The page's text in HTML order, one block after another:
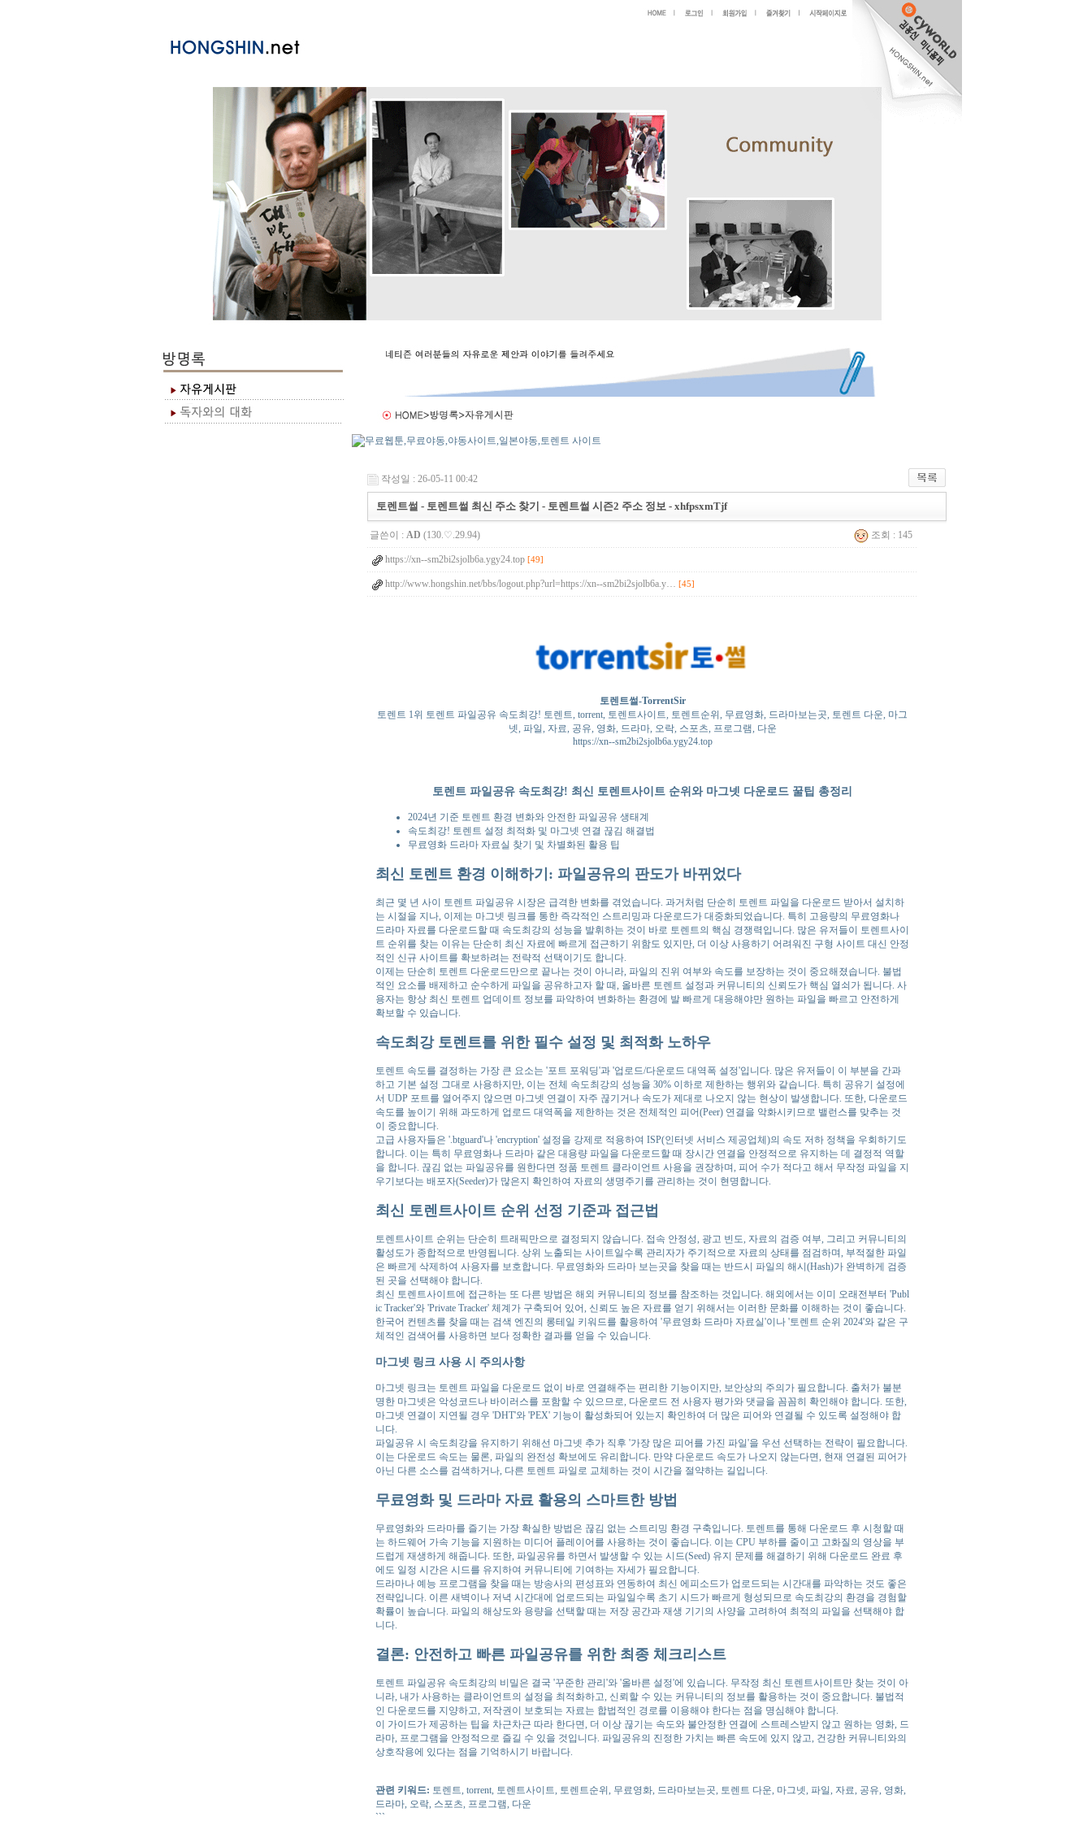
작성일 : 26-05-11 00:42
토렌트썰 - 토렌트썰 최신 주소 찾기 - 토렌트썰 시즌2 주소 정보 - xhfpsxmTjf
글쓴이 : AD (130.♡.29.94) 조회 : 145
https://xn--sm2bi2sjolb6a.ygy24.top [49]
http://www.hongshin.net/bbs/logout.php?url=https://xn--sm2bi2sjolb6a.y… [45]
토렌트썰-TorrentSir
토렌트 1위 토렌트 파일공유 속도최강! 토렌트, torrent, 토렌트사이트, 토렌트순위, 무료영화, 드라마보는곳, 토렌트 다운, 마그
넷, 파일, 자료, 공유, 영화, 드라마, 오락, 스포츠, 프로그램, 다운
https://xn--sm2bi2sjolb6a.ygy24.top
토렌트 파일공유 속도최강! 최신 토렌트사이트 순위와 마그넷 다운로드 꿀팁 총정리
2024년 기준 토렌트 환경 변화와 안전한 파일공유 생태계
속도최강! 토렌트 설정 최적화 및 마그넷 연결 끊김 해결법
무료영화 드라마 자료실 찾기 및 차별화된 활용 팁
최신 토렌트 환경 이해하기: 파일공유의 판도가 바뀌었다
최근 몇 년 사이 토렌트 파일공유 시장은 급격한 변화를 겪었습니다. 과거처럼 단순히 토렌트 파일을 다운로드 받아서 설치하
는 시절을 지나, 이제는 마그넷 링크를 통한 즉각적인 스트리밍과 다운로드가 대중화되었습니다. 특히 고용량의 무료영화나
드라마 자료를 다운로드할 때 속도최강의 성능을 발휘하는 것이 바로 토렌트의 핵심 경쟁력입니다. 많은 유저들이 토렌트사이
트 순위를 찾는 이유는 단순히 최신 자료에 빠르게 접근하기 위함도 있지만, 더 이상 사용하기 어려워진 구형 사이트 대신 안정
적인 신규 사이트를 확보하려는 전략적 선택이기도 합니다.
이제는 단순히 토렌트 다운로드만으로 끝나는 것이 아니라, 파일의 진위 여부와 속도를 보장하는 것이 중요해졌습니다. 불법
적인 요소를 배제하고 순수하게 파일을 공유하고자 할 때, 올바른 토렌트 설정과 커뮤니티의 신뢰도가 핵심 열쇠가 됩니다. 사
용자는 항상 최신 토렌트 업데이트 정보를 파악하여 변화하는 환경에 발 빠르게 대응해야만 원하는 파일을 빠르고 안전하게
확보할 수 있습니다.
속도최강 토렌트를 위한 필수 설정 및 최적화 노하우
토렌트 속도를 결정하는 가장 큰 요소는 '포트 포워딩'과 '업로드/다운로드 대역폭 설정'입니다. 많은 유저들이 이 부분을 간과
하고 기본 설정 그대로 사용하지만, 이는 전체 속도최강의 성능을 30% 이하로 제한하는 행위와 같습니다. 특히 공유기 설정에
서 UDP 포트를 열어주지 않으면 마그넷 연결이 자주 끊기거나 속도가 제대로 나오지 않는 현상이 발생합니다. 또한, 다운로드
속도를 높이기 위해 과도하게 업로드 대역폭을 제한하는 것은 전체적인 피어(Peer) 연결을 악화시키므로 밸런스를 맞추는 것
이 중요합니다.
고급 사용자들은 '.btguard'나 'encryption' 설정을 강제로 적용하여 ISP(인터넷 서비스 제공업체)의 속도 저하 정책을 우회하기도
합니다. 이는 특히 무료영화나 드라마 같은 대용량 파일을 다운로드할 때 장시간 연결을 안정적으로 유지하는 데 결정적 역할
을 합니다. 끊김 없는 파일공유를 원한다면 정품 토렌트 클라이언트 사용을 권장하며, 피어 수가 적다고 해서 무작정 파일을 지
우기보다는 배포자(Seeder)가 많은지 확인하여 자료의 생명주기를 관리하는 것이 현명합니다.
최신 토렌트사이트 순위 선정 기준과 접근법
토렌트사이트 순위는 단순히 트래픽만으로 결정되지 않습니다. 접속 안정성, 광고 빈도, 자료의 검증 여부, 그리고 커뮤니티의
활성도가 종합적으로 반영됩니다. 상위 노출되는 사이트일수록 관리자가 주기적으로 자료의 상태를 점검하며, 부적절한 파일
은 빠르게 삭제하여 사용자를 보호합니다. 무료영화와 드라마 보는곳을 찾을 때는 반드시 파일의 해시(Hash)가 완벽하게 검증
된 곳을 선택해야 합니다.
최신 토렌트사이트에 접근하는 또 다른 방법은 해외 커뮤니티의 정보를 참조하는 것입니다. 해외에서는 이미 오래전부터 'Publ
ic Tracker'와 'Private Tracker' 체계가 구축되어 있어, 신뢰도 높은 자료를 얻기 위해서는 이러한 문화를 이해하는 것이 좋습니다.
한국어 컨텐츠를 찾을 때는 검색 엔진의 롱테일 키워드를 활용하여 '무료영화 드라마 자료실'이나 '토렌트 순위 2024'와 같은 구
체적인 검색어를 사용하면 보다 정확한 결과를 얻을 수 있습니다.
마그넷 링크 사용 시 주의사항
마그넷 링크는 토렌트 파일을 다운로드 없이 바로 연결해주는 편리한 기능이지만, 보안상의 주의가 필요합니다. 출처가 불분
명한 마그넷은 악성코드나 바이러스를 포함할 수 있으므로, 다운로드 전 사용자 평가와 댓글을 꼼꼼히 확인해야 합니다. 또한,
마그넷 연결이 지연될 경우 'DHT'와 'PEX' 기능이 활성화되어 있는지 확인하여 더 많은 피어와 연결될 수 있도록 설정해야 합
니다.
파일공유 시 속도최강을 유지하기 위해선 마그넷 추가 직후 '가장 많은 피어를 가진 파일'을 우선 선택하는 전략이 필요합니다.
이는 다운로드 속도는 물론, 파일의 완전성 확보에도 유리합니다. 만약 다운로드 속도가 나오지 않는다면, 현재 연결된 피어가
아닌 다른 소스를 검색하거나, 다른 토렌트 파일로 교체하는 것이 시간을 절약하는 길입니다.
무료영화 및 드라마 자료 활용의 스마트한 방법
무료영화와 드라마를 즐기는 가장 확실한 방법은 끊김 없는 스트리밍 환경 구축입니다. 토렌트를 통해 다운로드 후 시청할 때
는 하드웨어 가속 기능을 지원하는 미디어 플레이어를 사용하는 것이 좋습니다. 이는 CPU 부하를 줄이고 고화질의 영상을 부
드럽게 재생하게 해줍니다. 또한, 파일공유를 하면서 발생할 수 있는 시드(Seed) 유지 문제를 해결하기 위해 다운로드 완료 후
에도 일정 시간은 시드를 유지하여 커뮤니티에 기여하는 자세가 필요합니다.
드라마나 예능 프로그램을 찾을 때는 방송사의 편성표와 연동하여 최신 에피소드가 업로드되는 시간대를 파악하는 것도 좋은
전략입니다. 이른 새벽이나 저녁 시간대에 업로드되는 파일일수록 초기 시드가 빠르게 형성되므로 속도최강의 환경을 경험할
확률이 높습니다. 파일의 해상도와 용량을 선택할 때는 저장 공간과 재생 기기의 사양을 고려하여 최적의 파일을 선택해야 합
니다.
결론: 안전하고 빠른 파일공유를 위한 최종 체크리스트
토렌트 파일공유 속도최강의 비밀은 결국 '꾸준한 관리'와 '올바른 설정'에 있습니다. 무작정 최신 토렌트사이트만 찾는 것이 아
니라, 내가 사용하는 클라이언트의 설정을 최적화하고, 신뢰할 수 있는 커뮤니티의 정보를 활용하는 것이 중요합니다. 불법적
인 다운로드를 지양하고, 저작권이 보호되는 자료는 합법적인 경로를 이용해야 한다는 점을 명심해야 합니다.
이 가이드가 제공하는 팁을 차근차근 따라 한다면, 더 이상 끊기는 속도와 불안정한 연결에 스트레스받지 않고 원하는 영화, 드
라마, 프로그램을 안정적으로 즐길 수 있을 것입니다. 파일공유의 진정한 가치는 빠른 속도에 있지 않고, 건강한 커뮤니티와의
상호작용에 있다는 점을 기억하시기 바랍니다.
관련 키워드: 토렌트, torrent, 토렌트사이트, 토렌트순위, 무료영화, 드라마보는곳, 토렌트 다운, 마그넷, 파일, 자료, 공유, 영화,
드라마, 오락, 스포츠, 프로그램, 다운
```